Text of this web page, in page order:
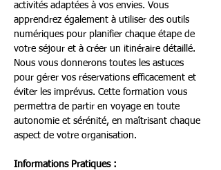
activités adaptées à vos envies. Vous
apprendrez également à utiliser des outils
numériques pour planifier chaque étape de
votre séjour et à créer un itinéraire détaillé.
Nous vous donnerons toutes les astuces
pour gérer vos réservations efficacement et
éviter les imprévus. Cette formation vous
permettra de partir en voyage en toute
autonomie et sérénité, en maîtrisant chaque
aspect de votre organisation.
Informations Pratiques :